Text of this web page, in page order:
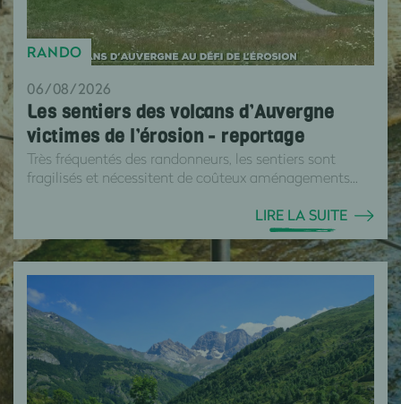
RANDO
06/08/2026
Les sentiers des volcans d’Auvergne
victimes de l’érosion - reportage
Très fréquentés des randonneurs, les sentiers sont
fragilisés et nécessitent de coûteux aménagements...
LIRE LA SUITE